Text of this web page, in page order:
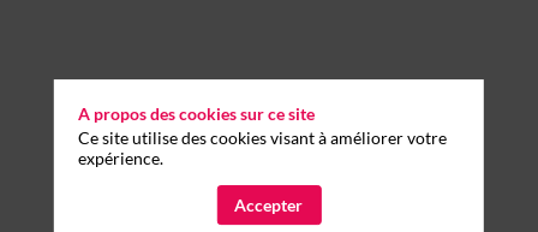
A propos des cookies sur ce site
Ce site utilise des cookies visant à améliorer votre
expérience.
Accepter